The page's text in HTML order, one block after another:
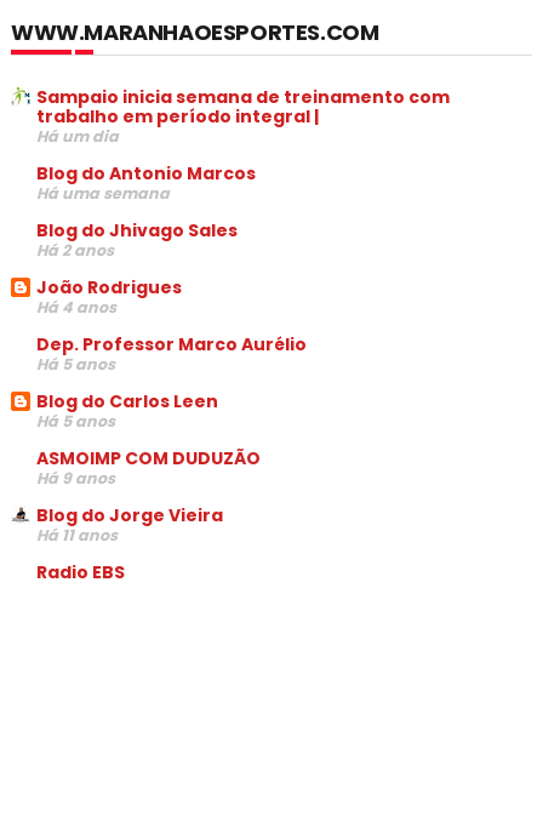
WWW.MARANHAOESPORTES.COM
Sampaio inicia semana de treinamento com
trabalho em período integral |
Há um dia
Blog do Antonio Marcos
Há uma semana
Blog do Jhivago Sales
Há 2 anos
João Rodrigues
Há 4 anos
Dep. Professor Marco Aurélio
Há 5 anos
Blog do Carlos Leen
Há 5 anos
ASMOIMP COM DUDUZÃO
Há 9 anos
Blog do Jorge Vieira
Há 11 anos
Radio EBS